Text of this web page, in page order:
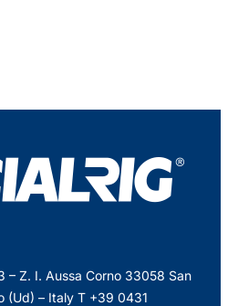
– Z. I. Aussa Corno 33058 San
(Ud) – Italy T +39 0431